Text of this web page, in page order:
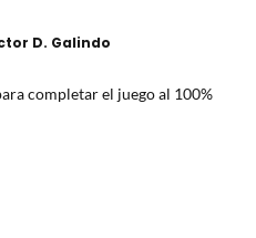
D. Galindo